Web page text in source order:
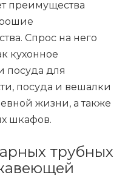
преимущества
Спрос на него
кухонное
посуда для
посуда и вешалки
жизни, а также
шкафов.
трубных